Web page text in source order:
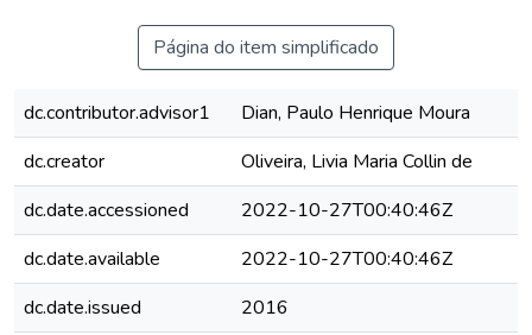
Página do item simplificado
dc.contributor.advisor1
Dian, Paulo Henrique Moura
dc.creator
Oliveira, Livia Maria Collin de
dc.date.accessioned
2022-10-27T00:40:46Z
dc.date.available
2022-10-27T00:40:46Z
dc.date.issued
2016